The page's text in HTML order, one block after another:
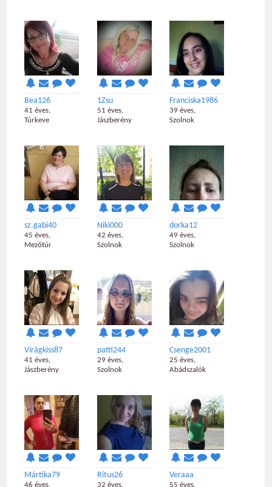
Bea126
41 éves,
Túrkeve
1Zsu
51 éves,
Jászberény
Franciska1986
39 éves,
Szolnok
sz.gabi40
45 éves,
Mezőtúr
Niki000
42 éves,
Szolnok
dorka12
49 éves,
Szolnok
Virágkiss87
41 éves,
Jászberény
patti244
29 éves,
Szolnok
Csenge2001
25 éves,
Abádszalók
Mártika79
46 éves,
Rítus26
32 éves,
Veraaa
55 éves,